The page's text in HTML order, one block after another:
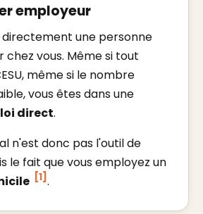
employeur
une personne
chez vous. Même si tout
même si le nombre
vous êtes dans une
direct.
n'est donc pas l'outil de
le fait que vous employez un
[1] .